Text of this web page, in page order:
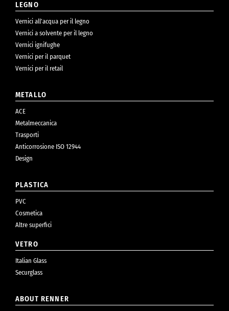
LEGNO
Vernici all’acqua per il legno
Vernici a solvente per il legno
Vernici ignifughe
Vernici per il parquet
Vernici per il retail
METALLO
ACE
Metalmeccanica
Trasporti
Anticorrosione ISO 12944
Design
PLASTICA
PVC
Cosmetica
Altre superfici
VETRO
Italian Glass
Securglass
ABOUT RENNER